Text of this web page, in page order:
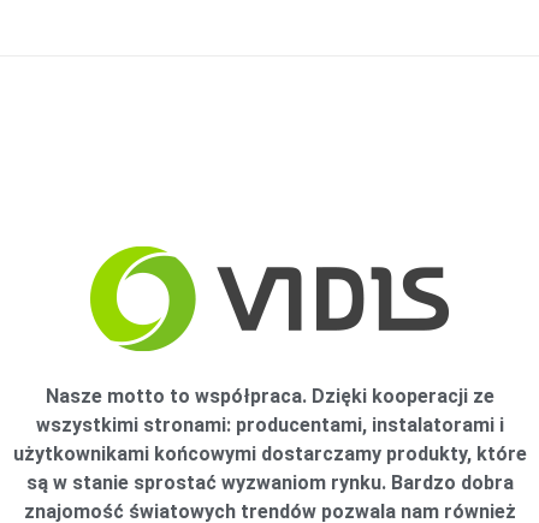
Nasze motto to współpraca. Dzięki kooperacji ze
wszystkimi stronami: producentami, instalatorami i
użytkownikami końcowymi dostarczamy produkty, które
są w stanie sprostać wyzwaniom rynku. Bardzo dobra
znajomość światowych trendów pozwala nam również